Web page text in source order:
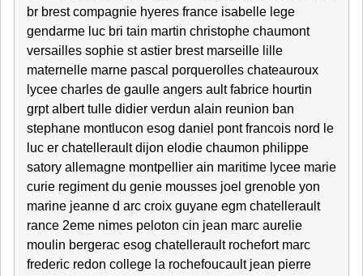
br brest compagnie hyeres france isabelle lege
gendarme luc bri tain martin christophe chaumont
versailles sophie st astier brest marseille lille
maternelle marne pascal porquerolles chateauroux
lycee charles de gaulle angers ault fabrice hourtin
grpt albert tulle didier verdun alain reunion ban
stephane montlucon esog daniel pont francois nord le
luc er chatellerault dijon elodie chaumon philippe
satory allemagne montpellier ain maritime lycee marie
curie regiment du genie mousses joel grenoble yon
marine jeanne d arc croix guyane egm chatellerault
rance 2eme nimes peloton cin jean marc aurelie
moulin bergerac esog chatellerault rochefort marc
frederic redon college la rochefoucault jean pierre